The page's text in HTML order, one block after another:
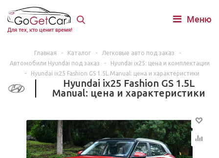
Для тех, кто ценит время!
Меню
Главная - Каталог - Легковые авто под заказ
-
Автомобили Hyundai под заказ
-
Hyundai ix25: цена и комплектации
-
Hyundai ix25 Fashion GS 1.5L Manual: цена и характеристики
Hyundai ix25 Fashion GS 1.5L
Manual: цена и характеристики